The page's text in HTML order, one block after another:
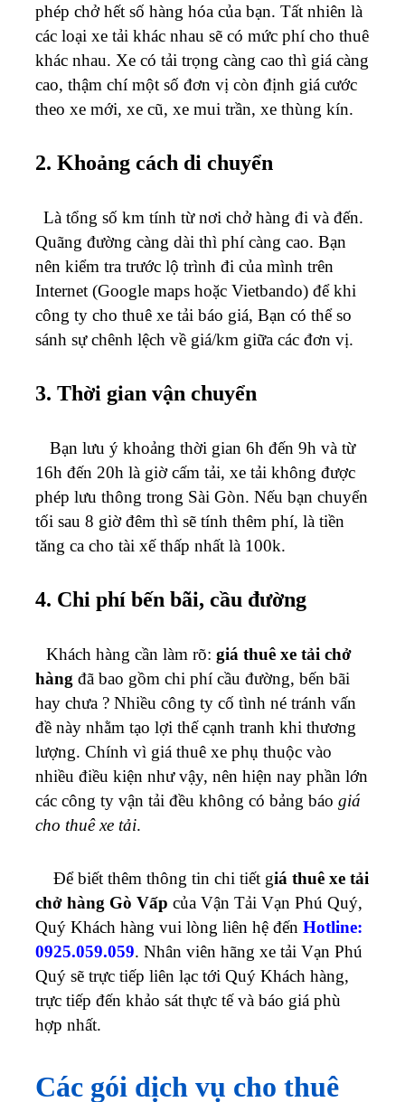
phép chở hết số hàng hóa của bạn. Tất nhiên là
các loại xe tải khác nhau sẽ có mức phí cho thuê
khác nhau. Xe có tải trọng càng cao thì giá càng
cao, thậm chí một số đơn vị còn định giá cước
theo xe mới, xe cũ, xe mui trần, xe thùng kín.
2. Khoảng cách di chuyển
Là tổng số km tính từ nơi chở hàng đi và đến.
Quãng đường càng dài thì phí càng cao. Bạn
nên kiểm tra trước lộ trình đi của mình trên
Internet (Google maps hoặc Vietbando) để khi
công ty cho thuê xe tải báo giá, Bạn có thể so
sánh sự chênh lệch về giá/km giữa các đơn vị.
3. Thời gian vận chuyển
Bạn lưu ý khoảng thời gian 6h đến 9h và từ
16h đến 20h là giờ cấm tải, xe tải không được
phép lưu thông trong Sài Gòn. Nếu bạn chuyển
tối sau 8 giờ đêm thì sẽ tính thêm phí, là tiền
tăng ca cho tài xế thấp nhất là 100k.
4. Chi phí bến bãi, cầu đường
Khách hàng cần làm rõ: giá thuê xe tải chở
hàng đã bao gồm chi phí cầu đường, bến bãi
hay chưa ? Nhiều công ty cố tình né tránh vấn
đề này nhằm tạo lợi thế cạnh tranh khi thương
lượng. Chính vì giá thuê xe phụ thuộc vào
nhiều điều kiện như vậy, nên hiện nay phần lớn
các công ty vận tải đều không có bảng báo giá
cho thuê xe tải.
Để biết thêm thông tin chi tiết giá thuê xe tải
chở hàng Gò Vấp của Vận Tải Vạn Phú Quý,
Quý Khách hàng vui lòng liên hệ đến Hotline:
0925.059.059. Nhân viên hãng xe tải Vạn Phú
Quý sẽ trực tiếp liên lạc tới Quý Khách hàng,
trực tiếp đến khảo sát thực tế và báo giá phù
hợp nhất.
Các gói dịch vụ cho thuê